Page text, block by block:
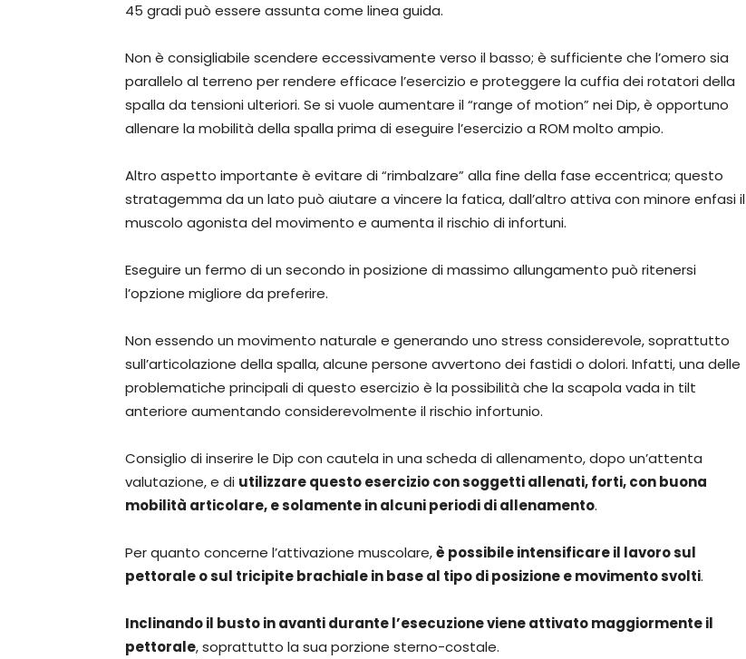
45 gradi può essere assunta come linea guida.
Non è consigliabile scendere eccessivamente verso il basso; è sufficiente che l’omero sia
parallelo al terreno per rendere efficace l’esercizio e proteggere la cuffia dei rotatori della
spalla da tensioni ulteriori. Se si vuole aumentare il “range of motion” nei Dip, è opportuno
allenare la mobilità della spalla prima di eseguire l’esercizio a ROM molto ampio.
Altro aspetto importante è evitare di “rimbalzare” alla fine della fase eccentrica; questo
stratagemma da un lato può aiutare a vincere la fatica, dall’altro attiva con minore enfasi il
muscolo agonista del movimento e aumenta il rischio di infortuni.
Eseguire un fermo di un secondo in posizione di massimo allungamento può ritenersi
l’opzione migliore da preferire.
Non essendo un movimento naturale e generando uno stress considerevole, soprattutto
sull’articolazione della spalla, alcune persone avvertono dei fastidi o dolori. Infatti, una delle
problematiche principali di questo esercizio è la possibilità che la scapola vada in tilt
anteriore aumentando considerevolmente il rischio infortunio.
Consiglio di inserire le Dip con cautela in una scheda di allenamento, dopo un’attenta
valutazione, e di utilizzare questo esercizio con soggetti allenati, forti, con buona
mobilità articolare, e solamente in alcuni periodi di allenamento.
Per quanto concerne l’attivazione muscolare,è possibile intensificare il lavoro sul
pettorale o sul tricipite brachiale in base al tipo di posizione e movimento svolti.
Inclinando il busto in avanti durante l’esecuzione viene attivato maggiormente il
pettorale, soprattutto la sua porzione sterno-costale.